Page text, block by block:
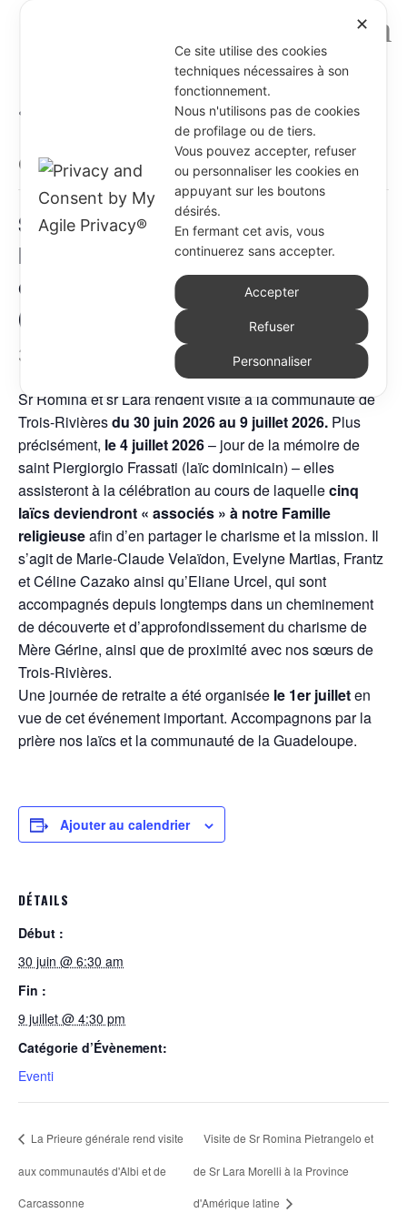
« Tous les Évènements
Cet évènement est passé.
Sr Romina Pietrangelo et sr Lara
Morelli rendent visite à la
communauté de Trois-Rivières
(Guadeloupe)
30 juin @ 6:30 am - 9 juillet @ 4:30 pm
Sr Romina et sr Lara rendent visite à la communauté de
Trois-Rivièresdu 30 juin 2026 au 9 juillet 2026. Plus
précisément, le 4 juillet 2026– jour de la mémoire de
saint Piergiorgio Frassati (laïc dominicain) – elles
assisteront à la célébration au cours de laquellecinq
laïcs deviendront « associés » à notre Famille
religieuseafin d’en partager le charisme et la mission. Il
s’agit de Marie-Claude Velaïdon, Evelyne Martias, Frantz
et Céline Cazako ainsi qu’Eliane Urcel, qui sont
accompagnés depuis longtemps dans un cheminement
de découverte et d’approfondissement du charisme de
Mère Gérine, ainsi que de proximité avec nos sœurs de
Trois-Rivières.
Une journée de retraite a été organisée le 1er juilleten
vue de cet événement important. Accompagnons par la
prière nos laïcs et la communauté de la Guadeloupe.
Ajouter au calendrier
DÉTAILS
Début :
30 juin @ 6:30 am
Fin :
9 juillet @ 4:30 pm
Catégorie d’Évènement:
Eventi
La Prieure générale rend visite
aux communautés d'Albi et de
Carcassonne
Visite de Sr Romina Pietrangelo et
de Sr Lara Morelli à la Province
d'Amérique latine
✕
Ce site utilise des cookies
techniques nécessaires à son
fonctionnement.
Nous n'utilisons pas de cookies
de profilage ou de tiers.
Vous pouvez accepter, refuser
ou personnaliser les cookies en
appuyant sur les boutons
désirés.
En fermant cet avis, vous
continuerez sans accepter.
Accepter
Refuser
Personnaliser